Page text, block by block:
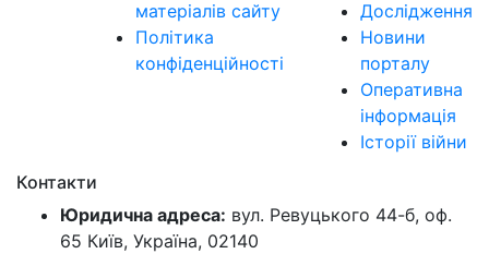
матеріалів сайту
Політика
конфіденційності
Дослідження
Новини
порталу
Оперативна
інформація
Історії війни
Контакти
Юридична адреса: вул. Ревуцького 44-б, оф.
65 Київ, Україна, 02140